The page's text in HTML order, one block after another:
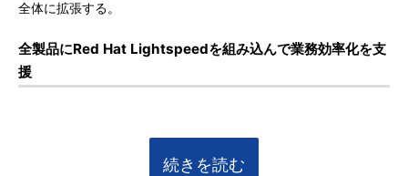
全体に拡張する。
全製品にRed Hat Lightspeedを組み込んで業務効率化を支
援
続きを読む